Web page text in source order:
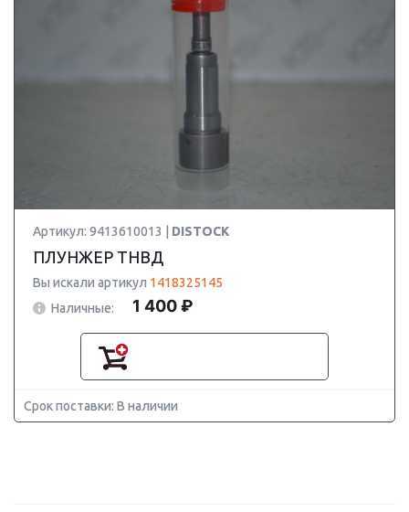
Артикул: 9413610013 | DISTOCK
ПЛУНЖЕР ТНВД
Вы искали артикул 1418325145
Наличные:
1 400 ₽
Срок поставки: В наличии